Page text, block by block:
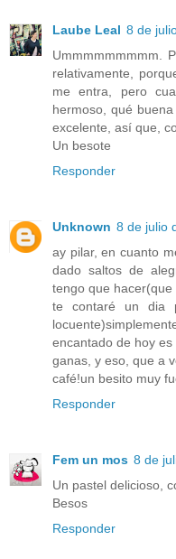
Laube Leal 8 de
Ummmmmmmmm.
relativamente,
me entra, pero
hermoso, qué
excelente, así que,
Un besote
Responder
Unknown 8 de julio
ay pilar, en cuanto
dado saltos de
tengo que
te contaré un dia
encantado de hoy
ganas, y eso, que a
café!un besito muy
Responder
Fem un mos 8 de
Un pastel delicioso,
Besos
Responder